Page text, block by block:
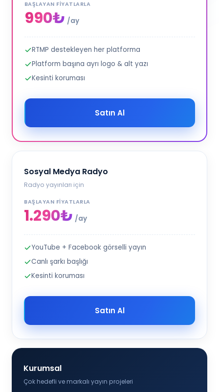
BAŞLAYAN FIYATLARLA
990₺ /ay
RTMP destekleyen her platforma
Platform başına ayrı logo & alt yazı
Kesinti koruması
Satın Al
Sosyal Medya Radyo
Radyo yayınları için
BAŞLAYAN FIYATLARLA
1.290₺ /ay
YouTube + Facebook görselli yayın
Canlı şarkı başlığı
Kesinti koruması
Satın Al
Kurumsal
Çok hedefli ve markalı yayın projeleri